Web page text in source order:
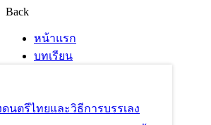
Back
หน้าแรก
บทเรียน
ดนตรีไทยและวิธีการบรรเลง